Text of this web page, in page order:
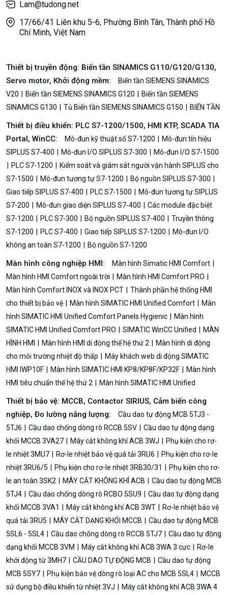
Lam@tudong.net
17/66/41 Liên khu 5-6, Phường Bình Tân, Thành phố Hồ
Chí Minh, Việt Nam
Thiết bị truyền động: Biến tần SINAMICS G110/G120/G130,
Servo motor, Khởi động mềm:
Biến tần SIEMENS SINAMICS
V20
Biến tần SIEMENS SINAMICS G120
Biến tần SIEMENS
SINAMICS G130
Tủ Biến tần SIEMENS SINAMICS G150 BIẾN TẦN
Thiết bị điều khiển: PLC S7-1200/1500, HMI KTP, SCADA TIA
Portal, WinCC:
Mô-đun kỹ thuật số S7-1200
Mô-đun tín hiệu
SIPLUS S7-400
Mô-đun I/O SIPLUS S7-300
Mô-đun I/O S7-1500
PLC S7-1200
Kiểm soát và giám sát người vận hành SIPLUS cho
S7-1500
Mô-đun tương tự S7-1200
Bộ nguồn SIPLUS S7-300
Giao tiếp SIPLUS S7-400
PLC S7-1500
Mô-đun tương tự SIPLUS
S7-200
Mô-đun giao diện SIPLUS S7-400
Các module đặc biệt
S7-1200
PLC S7-300 Bộ nguồn SIPLUS S7-400
Truyền thông
S7-1200
PLC S7-400 Giao tiếp SIPLUS S7-1200
Mô-đun I/O
không an toàn S7-1200
Bộ nguồn S7-1200
Màn hình công nghiệp HMI:
Màn hình Simatic HMI Comfort
Màn hình HMI Comfort ngoài trời
Màn hình HMI Comfort PRO
Màn hình Comfort INOX và INOX PCT
Thành phần hệ thống HMI
cho thiết bị bảo vệ
Màn hình SIMATIC HMI Unified Comfort
Màn
hình SIMATIC HMI Unified Comfort Panels Hygienic
Màn hình
SIMATIC HMI Unified Comfort PRO
SIMATIC WinCC Unified
MÀN
HÌNH HMI
Màn hình HMI di động thế hệ thứ 2
Màn hình di động
cho môi trường nhiệt độ thấp
Máy khách web di động SIMATIC
HMI IWP10F
Màn hình SIMATIC HMI KP8/KP8F/KP32F
Màn hình
HMI tiêu chuẩn thế hệ thứ 2
Màn hình SIMATIC HMI Unified
Thiết bị bảo vệ: MCCB, Contactor SIRIUS, Cảm biến công
nghiệp, Đo lường năng lượng:
Cầu dao tự động MCB 5TJ3 -
5TJ6
Cầu dao chống dòng rò RCCB 5SV
Cầu dao tự động dạng
khối MCCB 3VA27
Máy cắt không khí ACB 3WJ
Phụ kiện cho rơ-
le nhiệt 3MU7
Rơ-le nhiệt bảo vệ quá tải 3RU6
Phụ kiện cho rơ-le
nhiệt 3RU6/5
Phụ kiện cho rơ-le nhiệt 3RB30/31
Phụ kiện cho rơ-
le an toàn 3SK2
MÁY CẮT KHÔNG KHÍ ACB
Cầu dao tự động MCB
5TJ4
Cầu dao chống dòng rò RCBO 5SU9
Cầu dao tự động dạng
khối MCCB 3VA1
Máy cắt không khí ACB 3WT
Rơ-le nhiệt bảo vệ
quá tải 3RU5
MÁY CẮT DẠNG KHỐI MCCB
Cầu dao tự động MCB
5SL6 - 5SL4
Cầu dao chống dòng rò RCCB 5TJ7
Cầu dao tự động
dạng khối MCCB 3VM
Máy cắt không khí ACB 3WA 3 cực
Rơ-le
khởi động từ 3MH7
CẦU DAO TỰ ĐỘNG MCB
Cầu dao tự động
MCB 5SY7
Phụ kiện bảo vệ dòng rò loại AC cho MCB 5SL4
MCCB
sử dụng bộ điều khiển từ nhiệt 3VJ
Máy cắt không khí ACB 3WA 4